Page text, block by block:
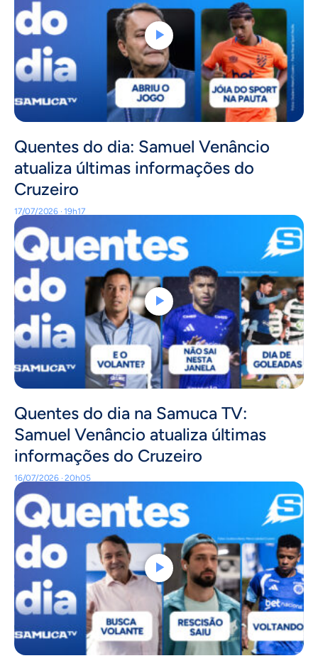
Quentes do dia: Samuel Venâncio
atualiza últimas informações do
Cruzeiro
17/07/2026 · 19h17
Quentes do dia na Samuca TV:
Samuel Venâncio atualiza últimas
informações do Cruzeiro
16/07/2026 · 20h05